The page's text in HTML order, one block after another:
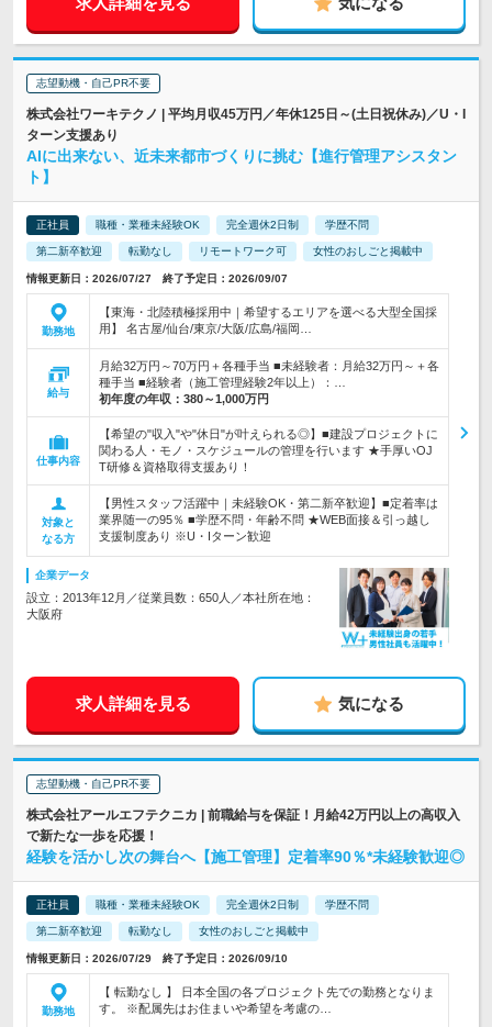
志望動機・自己PR不要
株式会社ワーキテクノ | 平均月収45万円／年休125日～(土日祝休み)／U・I
ターン支援あり
AIに出来ない、近未来都市づくりに挑む【進行管理アシスタン
ト】
正社員 職種・業種未経験OK 完全週休2日制 学歴不問
第二新卒歓迎 転勤なし リモートワーク可 女性のおしごと掲載中
情報更新日：2026/07/27 終了予定日：2026/09/07
勤務地
【東海・北陸積極採用中｜希望するエリアを選べる大型全国採
用】 名古屋/仙台/東京/大阪/広島/福岡…
給与
月給32万円～70万円＋各種手当 ■未経験者：月給32万円～＋各
種手当 ■経験者（施工管理経験2年以上）：…
初年度の年収： 380～1,000万円
仕事内容
【希望の"収入"や"休日"が叶えられる◎】■建設プロジェクトに
関わる人・モノ・スケジュールの管理を行います ★手厚いOJ
T研修＆資格取得支援あり！
対象と
なる方
【男性スタッフ活躍中｜未経験OK・第二新卒歓迎】■定着率は
業界随一の95％ ■学歴不問・年齢不問 ★WEB面接＆引っ越し
支援制度あり ※U・Iターン歓迎
企業データ
設立：2013年12月／従業員数：650人／本社所在地：
大阪府
求人詳細を見る 気になる
志望動機・自己PR不要
株式会社アールエフテクニカ | 前職給与を保証！月給42万円以上の高収入
で新たな一歩を応援！
経験を活かし次の舞台へ【施工管理】定着率90％*未経験歓迎◎
正社員 職種・業種未経験OK 完全週休2日制 学歴不問
第二新卒歓迎 転勤なし 女性のおしごと掲載中
情報更新日：2026/07/29 終了予定日：2026/09/10
勤務地
【 転勤なし 】 日本全国の各プロジェクト先での勤務となりま
す。 ※配属先はお住まいや希望を考慮の…